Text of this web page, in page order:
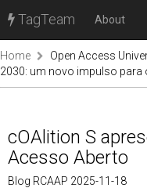
TagTeam About
Home
Open Access
2030: um novo impulso para
cOAlition S
Acesso Aberto
Blog RCAAP 2025-11-18